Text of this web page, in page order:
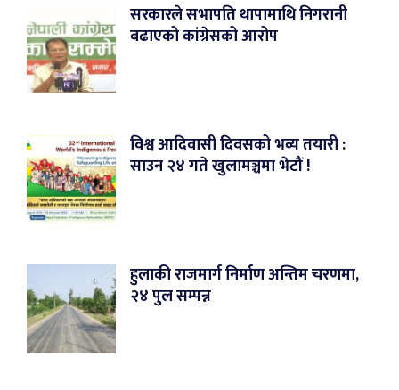
सरकारले सभापति थापामाथि निगरानी
बढाएको कांग्रेसको आरोप
विश्व आदिवासी दिवसको भव्य तयारी :
साउन २४ गते खुलामञ्चमा भेटौं !
हुलाकी राजमार्ग निर्माण अन्तिम चरणमा,
२४ पुल सम्पन्न